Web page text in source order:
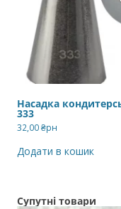
Насадка
333
32,00₴рн
Додати в кошик
Супутні товари